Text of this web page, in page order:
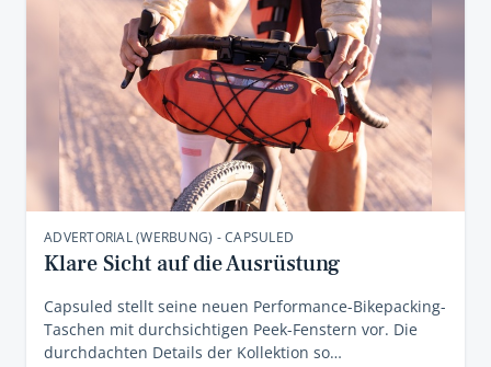
ADVERTORIAL (WERBUNG) - CAPSULED
Klare Sicht auf die Ausrüstung
Capsuled stellt seine neuen Performance-Bikepacking-
Taschen mit durchsichtigen Peek-Fenstern vor. Die
durchdachten Details der Kollektion so…